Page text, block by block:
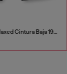
Vaqueros Relaxed Cintura Baja 1996 D-Sire